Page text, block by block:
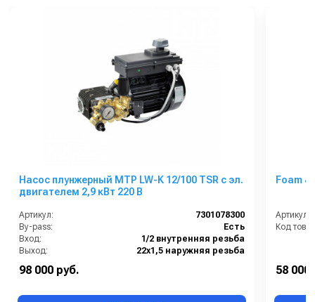
Насос плунжерный MTP LW-K 12/100 TSR с эл.
двигателем 2,9 кВт 220 В
Артикул:
7301078300
By-pass:
Есть
Вход:
1/2 внутренняя резьба
Выход:
22х1,5 наружняя резьба
98 000 руб.
Foam
Артикул:
Код
58 000